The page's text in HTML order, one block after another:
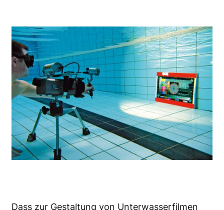
Dass zur Gestaltung von Unterwasserfilmen